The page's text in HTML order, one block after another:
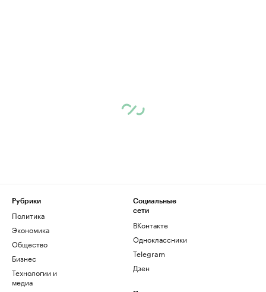
Рубрики
Политика
Экономика
Общество
Бизнес
Технологии и
медиа
Социальные
сети
ВКонтакте
Одноклассники
Telegram
Дзен